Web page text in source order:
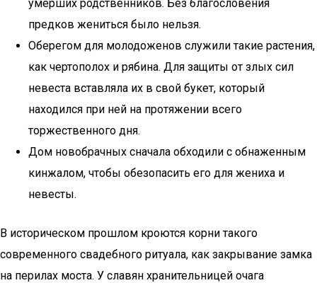
умерших родственников. Без благословения
предков жениться было нельзя.
Оберегом для молодоженов служили такие растения,
как чертополох и рябина. Для защиты от злых сил
невеста вставляла их в свой букет, который
находился при ней на протяжении всего
торжественного дня.
Дом новобрачных сначала обходили с обнаженным
кинжалом, чтобы обезопасить его для жениха и
невесты.
В историческом прошлом кроются корни такого
современного свадебного ритуала, как закрывание замка
на перилах моста. У славян хранительницей очага